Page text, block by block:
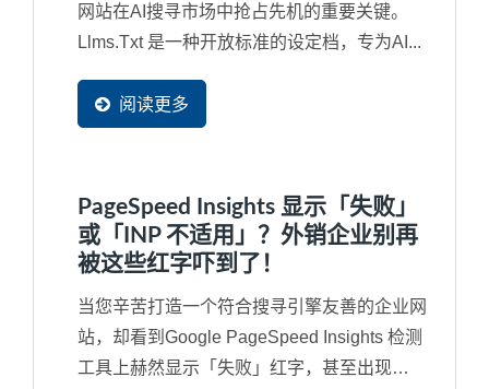
网站在AI搜寻市场中抢占先机的重要关键。
Llms.txt 是一种开放标准的设定档，专为AI...
阅读更多
PageSpeed Insights 显示「失败」
或「INP 不适用」？外销企业别再
被这些红字吓到了！
当您辛苦打造一个符合搜寻引擎友善的企业网
站，却看到Google PageSpeed Insights 检测
工具上赫然显示「失败」红字，甚至出现